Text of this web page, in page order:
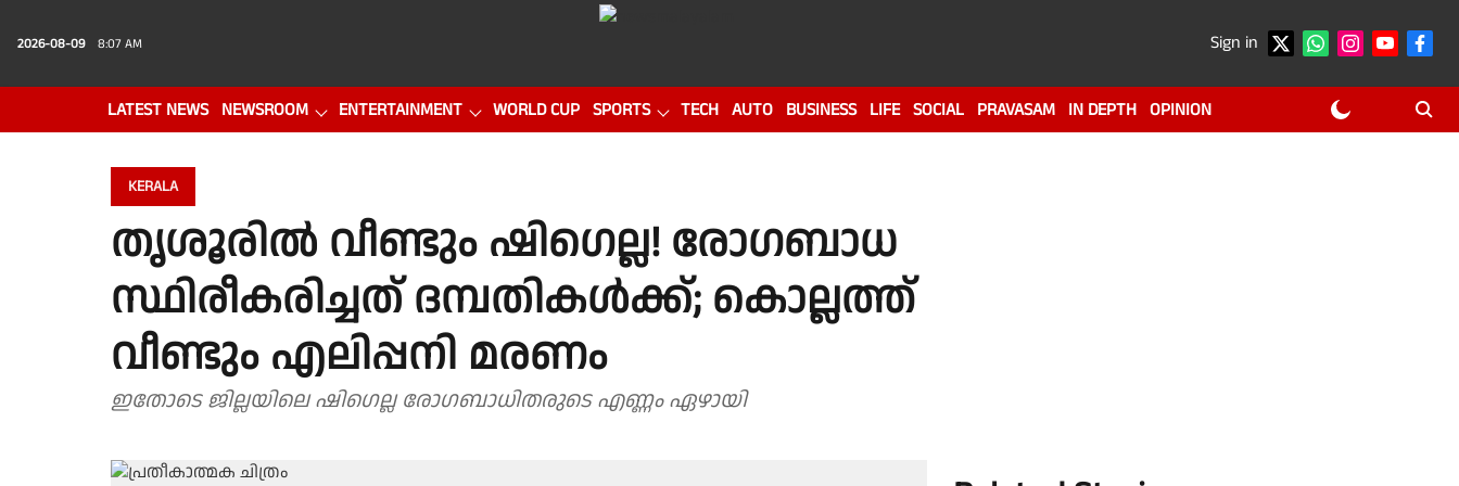
2026-08-09 8:07 AM Sign in
LATEST NEWS NEWSROOM ENTERTAINMENT WORLD CUP SPORTS TECH AUTO BUSINESS LIFE SOCIAL PRAVASAM IN DEPTH OPINION
KERALA
​തൃശൂരിൽ വീണ്ടും ഷിഗെല്ല! രോ​ഗബാധ
സ്ഥിരീകരിച്ചത് ദമ്പതികൾക്ക്; കൊല്ലത്ത്
വീണ്ടും എലിപ്പനി മരണം
ഇതോടെ ജില്ലയിലെ ഷിഗെല്ല രോ​ഗബാധിതരുടെ എണ്ണം ഏഴായി